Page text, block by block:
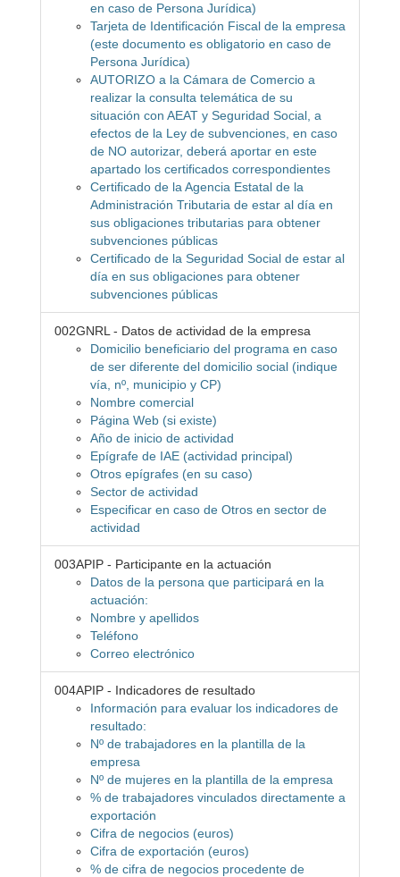
en caso de Persona Jurídica)
Tarjeta de Identificación Fiscal de la empresa
(este documento es obligatorio en caso de
Persona Jurídica)
AUTORIZO a la Cámara de Comercio a
realizar la consulta telemática de su
situación con AEAT y Seguridad Social, a
efectos de la Ley de subvenciones, en caso
de NO autorizar, deberá aportar en este
apartado los certificados correspondientes
Certificado de la Agencia Estatal de la
Administración Tributaria de estar al día en
sus obligaciones tributarias para obtener
subvenciones públicas
Certificado de la Seguridad Social de estar al
día en sus obligaciones para obtener
subvenciones públicas
002GNRL - Datos de actividad de la empresa
Domicilio beneficiario del programa en caso
de ser diferente del domicilio social (indique
vía, nº, municipio y CP)
Nombre comercial
Página Web (si existe)
Año de inicio de actividad
Epígrafe de IAE (actividad principal)
Otros epígrafes (en su caso)
Sector de actividad
Especificar en caso de Otros en sector de
actividad
003APIP - Participante en la actuación
Datos de la persona que participará en la
actuación:
Nombre y apellidos
Teléfono
Correo electrónico
004APIP - Indicadores de resultado
Información para evaluar los indicadores de
resultado:
Nº de trabajadores en la plantilla de la
empresa
Nº de mujeres en la plantilla de la empresa
% de trabajadores vinculados directamente a
exportación
Cifra de negocios (euros)
Cifra de exportación (euros)
% de cifra de negocios procedente de